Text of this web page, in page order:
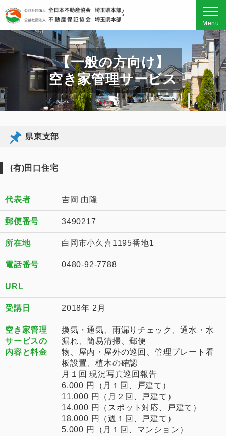
公益社団法人 全日本不動
Menu
【一般の方向け】
空き家管理サービス
県東支部
(有)田口住宅
代表者 吉岡 由隆
郵便番号 3490217
所在地 白岡市小久喜1195番地1
電話番号 0480-92-7788
URL
受講日 2018年 2月
空き家管理
サービスの
内容と料金
換気・通気、雨漏りチェック、通水・水
漏れ、簡易清掃、郵便
物、屋内・屋外の巡回、管理プレート看
板設置、植木の確認
月１回 現況写真巡回報告
6,000 円（月１回、戸建て）
11,000 円（月２回、戸建て）
14,000 円（スポット対応、戸建て）
18,000 円（週１回、戸建て）
5,000 円（月１回、マンション）